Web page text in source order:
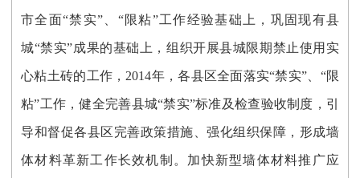
市全面“禁实”、“限粘”工作经验基础上，巩固现有县
城“禁实”成果的基础上，组织开展县城限期禁止使用实
心粘土砖的工作，2014年，各县区全面落实“禁实”、“限
粘”工作，健全完善县城“禁实”标准及检查验收制度，引
导和督促各县区完善政策措施、强化组织保障，形成墙
体材料革新工作长效机制。加快新型墙体材料推广应